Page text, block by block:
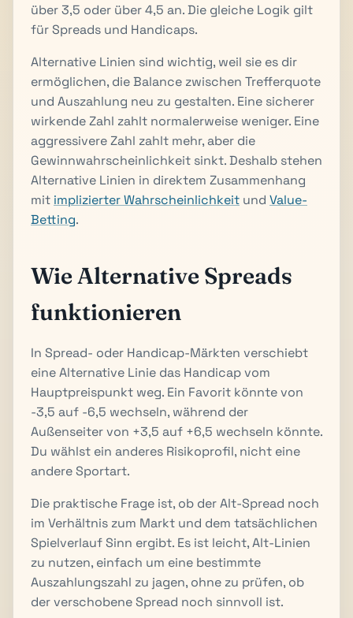
über 3,5 oder über 4,5 an. Die gleiche Logik gilt
für Spreads und Handicaps.
Alternative Linien sind wichtig, weil sie es dir
ermöglichen, die Balance zwischen Trefferquote
und Auszahlung neu zu gestalten. Eine sicherer
wirkende Zahl zahlt normalerweise weniger. Eine
aggressivere Zahl zahlt mehr, aber die
Gewinnwahrscheinlichkeit sinkt. Deshalb stehen
Alternative Linien in direktem Zusammenhang
mit implizierter Wahrscheinlichkeit und Value-
Betting.
Wie Alternative Spreads
funktionieren
In Spread- oder Handicap-Märkten verschiebt
eine Alternative Linie das Handicap vom
Hauptpreispunkt weg. Ein Favorit könnte von
-3,5 auf -6,5 wechseln, während der
Außenseiter von +3,5 auf +6,5 wechseln könnte.
Du wählst ein anderes Risikoprofil, nicht eine
andere Sportart.
Die praktische Frage ist, ob der Alt-Spread noch
im Verhältnis zum Markt und dem tatsächlichen
Spielverlauf Sinn ergibt. Es ist leicht, Alt-Linien
zu nutzen, einfach um eine bestimmte
Auszahlungszahl zu jagen, ohne zu prüfen, ob
der verschobene Spread noch sinnvoll ist.